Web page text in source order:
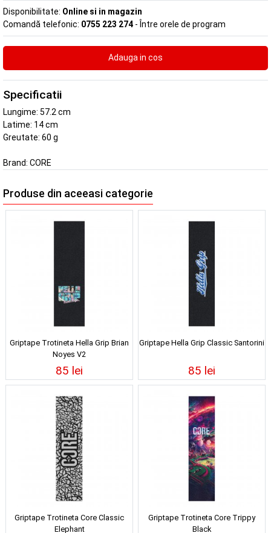
Disponibilitate: Online si in magazin
Comandă telefonic: 0755 223 274 - Între orele de program
Specificatii
Lungime: 57.2 cm
Latime: 14 cm
Greutate: 60 g
Brand: CORE
Produse din aceeasi categorie
Griptape Trotineta Hella Grip Brian
Noyes V2
85 lei
Griptape Hella Grip Classic Santorini
85 lei
Griptape Trotineta Core Classic
Elephant
Griptape Trotineta Core Trippy
Black